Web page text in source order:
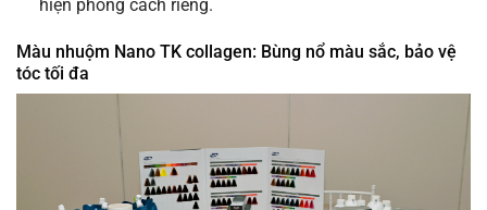
hiện phong cách riêng.
Màu nhuộm Nano TK collagen: Bùng nổ màu sắc, bảo vệ
tóc tối đa